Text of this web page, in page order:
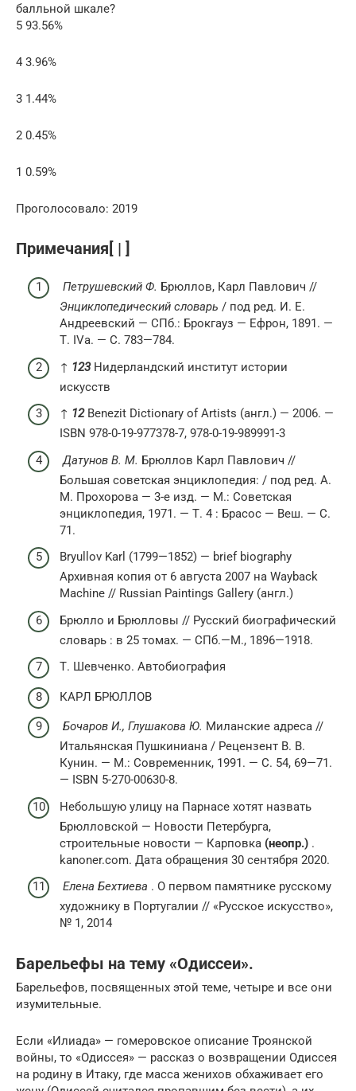
балльной шкале?
5 93.56%
4 3.96%
3 1.44%
2 0.45%
1 0.59%
Проголосовало: 2019
Примечания[ | ]
Петрушевский Ф. Брюллов, Карл Павлович //
Энциклопедический словарь / под ред. И. Е.
Андреевский — СПб.: Брокгауз — Ефрон, 1891. —
Т. IVа. — С. 783—784.
↑ 123Нидерландский институт истории
искусств
↑ 12Benezit Dictionary of Artists (англ.) — 2006. —
ISBN 978-0-19-977378-7, 978-0-19-989991-3
Датунов В. М. Брюллов Карл Павлович //
Большая советская энциклопедия: / под ред. А.
М. Прохорова — 3-е изд. — М.: Советская
энциклопедия, 1971. — Т. 4 : Брасос — Веш. — С.
71.
Bryullov Karl (1799—1852) — brief biography
Архивная копия от 6 августа 2007 на Wayback
Machine // Russian Paintings Gallery (англ.)
Брюлло и Брюлловы // Русский биографический
словарь : в 25 томах. — СПб.—М., 1896—1918.
Т. Шевченко. Автобиография
КАРЛ БРЮЛЛОВ
Бочаров И., Глушакова Ю. Миланские адреса //
Итальянская Пушкиниана / Рецензент В. В.
Кунин. — М.: Современник, 1991. — С. 54, 69—71.
— ISBN 5-270-00630-8.
Небольшую улицу на Парнасе хотят назвать
Брюлловской — Новости Петербурга,
строительные новости — Карповка (неопр.) .
kanoner.com. Дата обращения 30 сентября 2020.
Елена Бехтиева . О первом памятнике русскому
художнику в Португалии // «Русское искусство»,
№ 1, 2014
Барельефы на тему «Одиссеи».
Барельефов, посвященных этой теме, четыре и все они
изумительные.
Если «Илиада» — гомеровское описание Троянской
войны, то «Одиссея» — рассказ о возвращении Одиссея
на родину в Итаку, где масса женихов обхаживает его